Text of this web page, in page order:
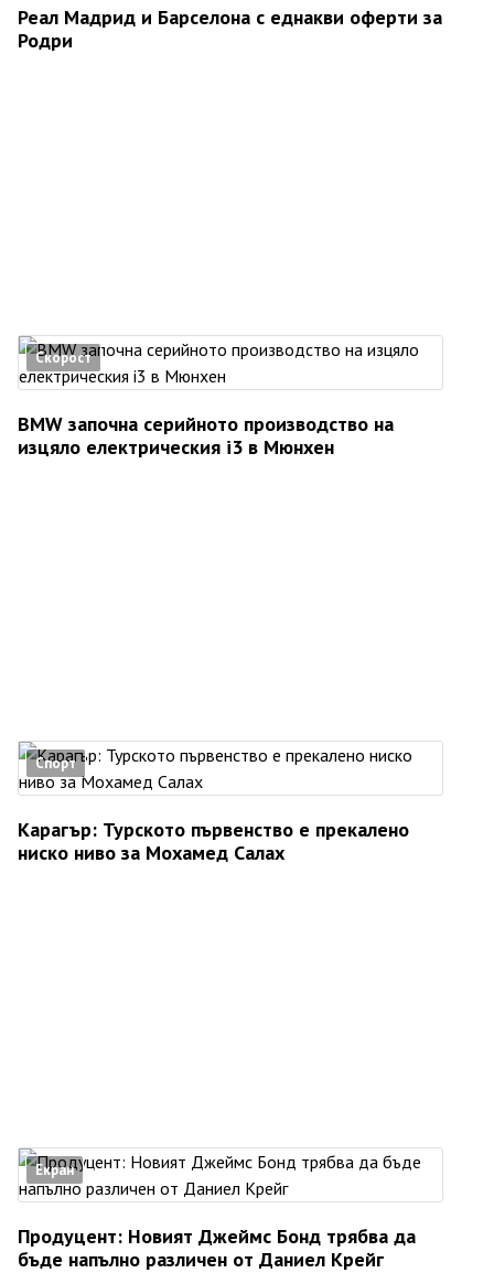
Реал Мадрид и Барселона с еднакви оферти за
Родри
Скорост
BMW започна серийното производство на
изцяло електрическия i3 в Мюнхен
Спорт
Карагър: Турското първенство е прекалено
ниско ниво за Мохамед Салах
Екран
Продуцент: Новият Джеймс Бонд трябва да
бъде напълно различен от Даниел Крейг